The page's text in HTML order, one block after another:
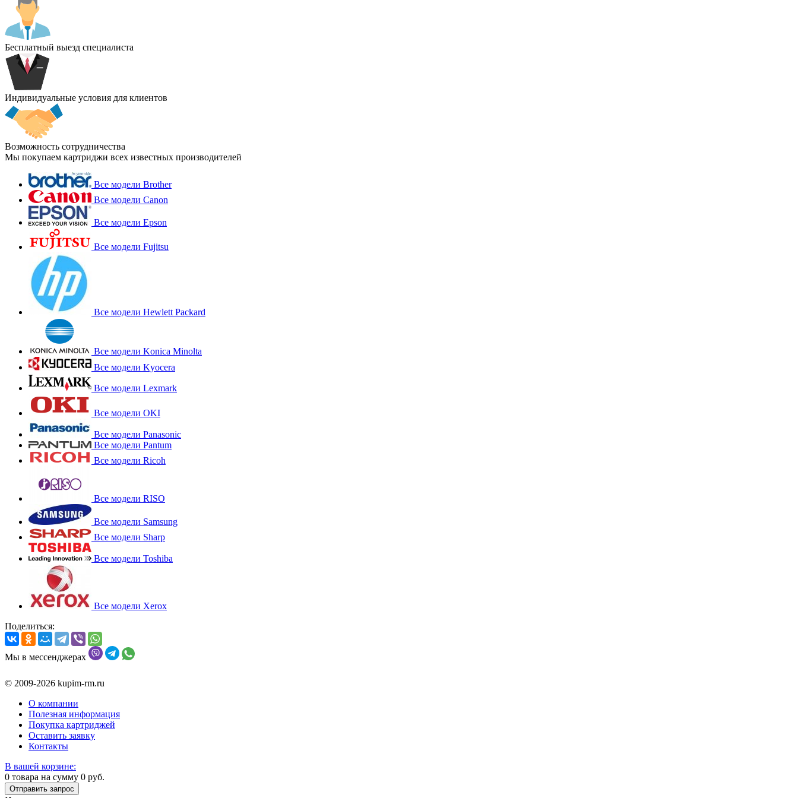
Бесплатный выезд специалиста
Индивидуальные условия для клиентов
Возможность сотрудничества
Мы покупаем картриджи всех известных производителей
Все модели Brother
Все модели Canon
Все модели Epson
Все модели Fujitsu
Все модели Hewlett Packard
Все модели Konica Minolta
Все модели Kyocera
Все модели Lexmark
Все модели OKI
Все модели Panasonic
Все модели Pantum
Все модели Ricoh
Все модели RISO
Все модели Samsung
Все модели Sharp
Все модели Toshiba
Все модели Xerox
Поделиться:
Мы в мессенджерах
© 2009-2026 kupim-rm.ru
О компании
Полезная информация
Покупка картриджей
Оставить заявку
Контакты
В вашей корзине:
0 товара на сумму 0 руб.
Отправить запрос